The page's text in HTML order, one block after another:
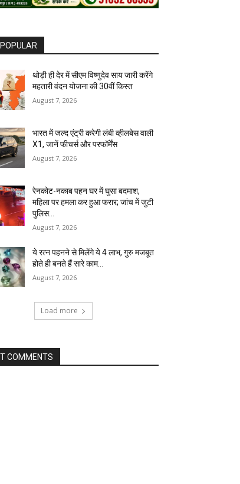
थोड़ी ही देर में सीएम विष्णुदेव साय जारी करेंगे
महतारी वंदन योजना की 30वीं किस्त
August 7, 2026
भारत में जल्द एंट्री करेगी लंबी व्हीलबेस वाली
X1, जानें फीचर्स और परफॉर्मेंस
August 7, 2026
रेनकोट-नकाब पहन घर में घुसा बदमाश,
महिला पर हमला कर हुआ फरार; जांच में जुटी
पुलिस…
August 7, 2026
ये रत्न पहनने से मिलेंगे ये 4 लाभ, गुरु मजबूत
होते ही बनते हैं सारे काम…
August 7, 2026
Load more
COMMENTS